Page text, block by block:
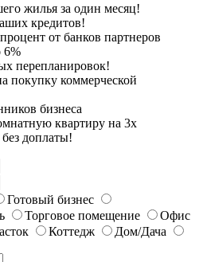
жилья за один месяц!
кредитов!
от банков партнеров
6%
перепланировок!
покупку коммерческой
бизнеса
квартиру на 3х
доплаты!
Готовый бизнес
Торговое помещение
Офис
Коттедж
Дом/Дача